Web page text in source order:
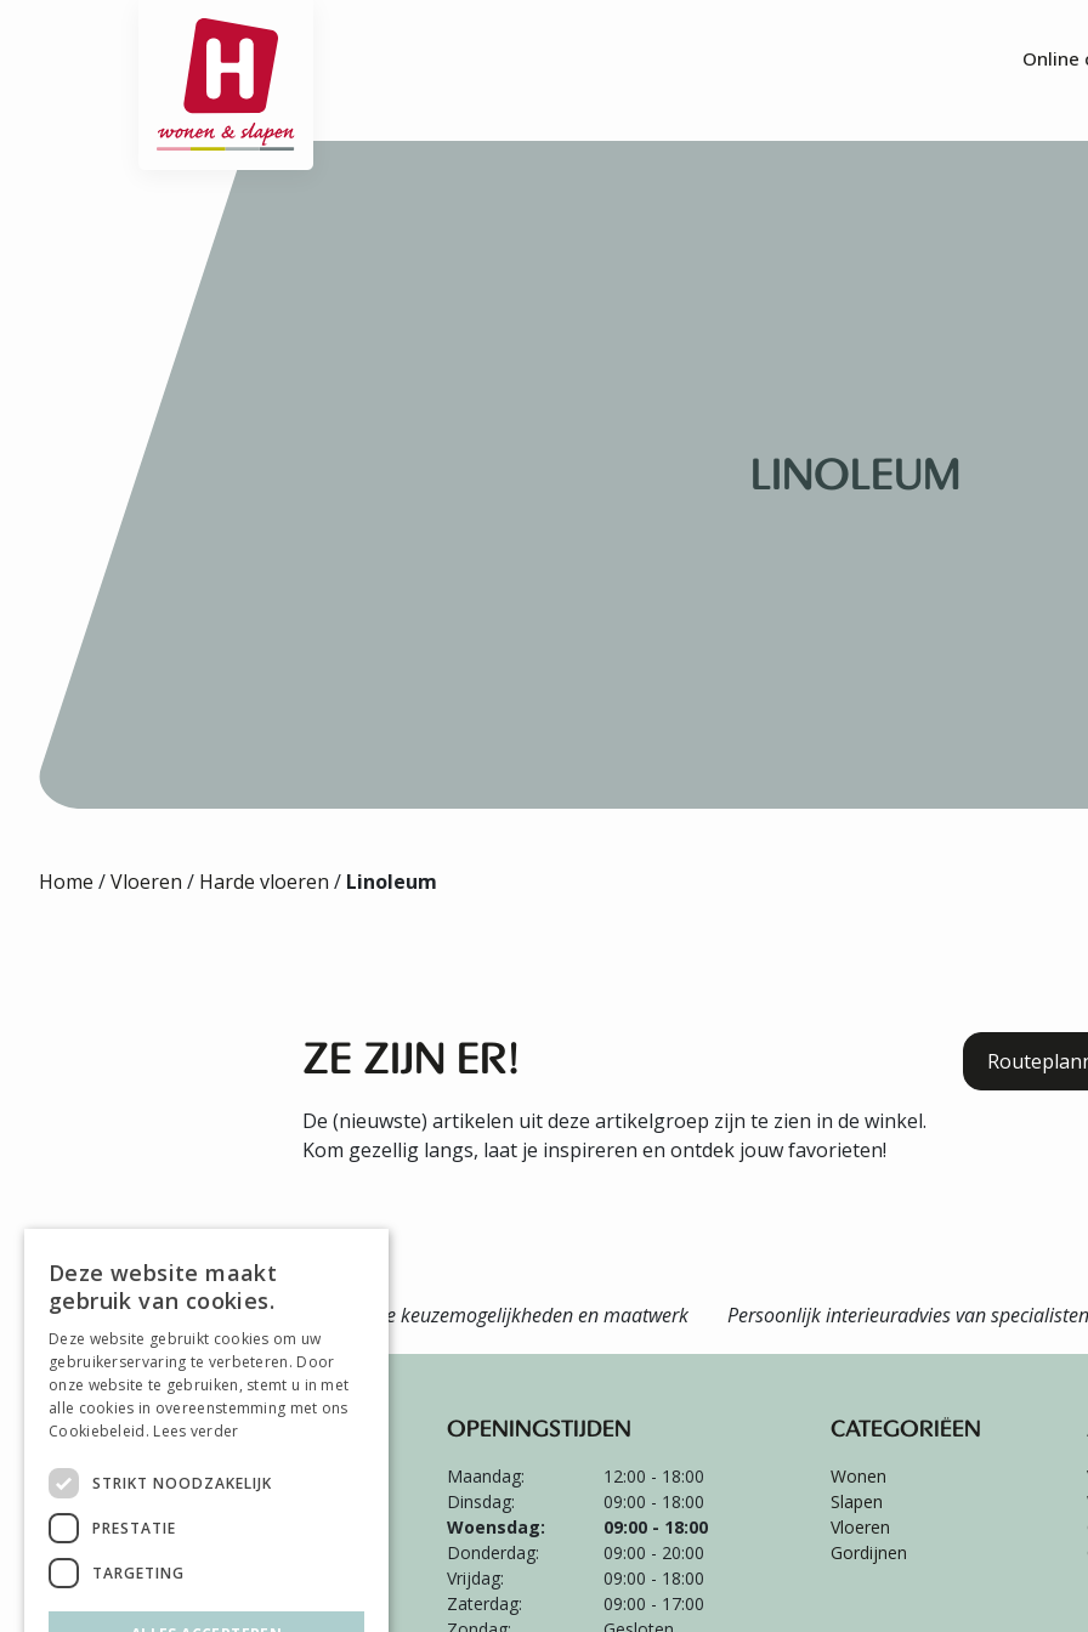
Online
LINOLEUM
Home /Vloeren / Harde vloeren / Linoleum
ZE ZIJN ER!
De (nieuwste) artikelen uit deze artikelgroep zijn te zien in de winkel.
Kom gezellig langs, laat je inspireren en ontdek jouw favorieten!
Duurzame kwaliteit meubels Ruime keuzemogelijkheden en maatwerk Persoonlijk interieuradvies van specialisten
HIERO WONEN & SLAPEN
Hambeukerboord 101
6418 BS
kassa@hiero.nl
OPENINGSTIJDEN
Maandag:
12:00 - 18:00
Dinsdag:
09:00 - 18:00
Woensdag:
09:00 - 18:00
Donderdag:
09:00 - 20:00
Vrijdag:
09:00 - 18:00
Zaterdag:
09:00 - 17:00
CATEGORIËEN
Wonen
Slapen
Vloeren
Gordijnen
Deze website maakt
gebruik van cookies.
Deze website gebruikt cookies om uw
gebruikerservaring te verbeteren. Door
onze website te gebruiken, stemt u in met
alle cookies in overeenstemming met ons
Cookiebeleid. Lees verder
STRIKT NOODZAKELIJK
PRESTATIE
TARGETING